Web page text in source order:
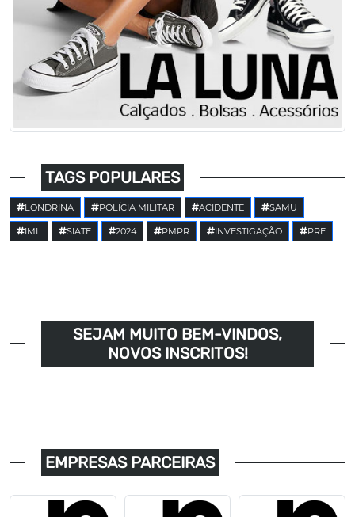
TAGS POPULARES
LONDRINA POLÍCIA MILITAR ACIDENTE SAMU
IML SIATE 2024 PMPR INVESTIGAÇÃO PRE
SEJAM MUITO BEM-VINDOS,
NOVOS INSCRITOS!
EMPRESAS PARCEIRAS